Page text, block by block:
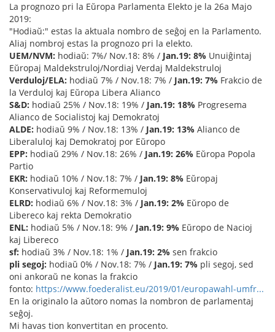
La prognozo pri la Eŭropa Parlamenta Elekto je la 26a Majo
2019:
"Hodiaŭ:" estas la aktuala nombro de seĝoj en la Parlamento.
Aliaj nombroj estas la prognozo pri la elekto.
UEM/NVM: hodiaŭ: 7%/ Nov.18: 8% / Jan.19: 8% Unuiĝintaj
Eŭropaj Maldekstruloj/Nordiaj Verdaj Maldekstruloj
Verduloj/ELA: hodiaŭ 7% / Nov.18: 7% / Jan.19: 7% Frakcio de
la Verduloj kaj Eŭropa Libera Alianco
S&D: hodiaŭ 25% / Nov.18: 19% / Jan.19: 18% Progresema
Alianco de Socialistoj kaj Demokratoj
ALDE: hodiaŭ 9% / Nov.18: 13% / Jan.19: 13% Alianco de
Liberaluloj kaj Demokratoj por Eŭropo
EPP: hodiaŭ 29% / Nov.18: 26% / Jan.19: 26% Eŭropa Popola
Partio
EKR: hodiaŭ 10% / Nov.18: 7% / Jan.19: 8% Eŭropaj
Konservativuloj kaj Reformemuloj
ELRD: hodiaŭ 6% / Nov.18: 3% / Jan.19: 2% Eŭropo de
Libereco kaj rekta Demokratio
ENL: hodiaŭ 5% / Nov.18: 9% / Jan.19: 9% Eŭropo de Nacioj
kaj Libereco
sf: hodiaŭ 3% / Nov.18: 1% / Jan.19: 2% sen frakcio
pli segoj: hodiaŭ 0% / Nov.18: 7% / Jan.19: 7% pli segoj, sed
oni ankoraŭ ne konas la frakcio
fonto: https://www.foederalist.eu/2019/01/europawahl-umfr...
En la originalo la aŭtoro nomas la nombron de parlamentaj
seĝoj.
Mi havas tion konvertitan en procento.